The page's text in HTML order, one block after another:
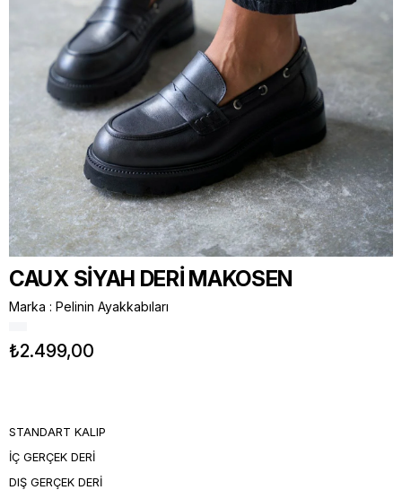
CAUX SİYAH DERİ MAKOSEN
Marka : Pelinin Ayakkabıları
₺2.499,00
STANDART KALIP
İÇ GERÇEK DERİ
DIŞ GERÇEK DERİ